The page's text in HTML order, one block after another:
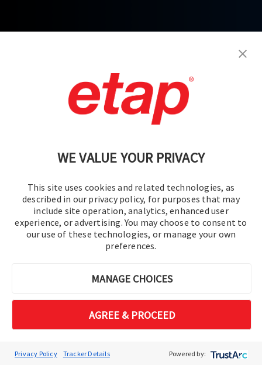
WE VALUE YOUR PRIVACY
This site uses cookies and related technologies, as
described in our privacy policy, for purposes that may
include site operation, analytics, enhanced user
experience, or advertising. You may choose to consent to
our use of these technologies, or manage your own
preferences.
MANAGE CHOICES
AGREE & PROCEED
Privacy Policy Tracker Details Powered by: